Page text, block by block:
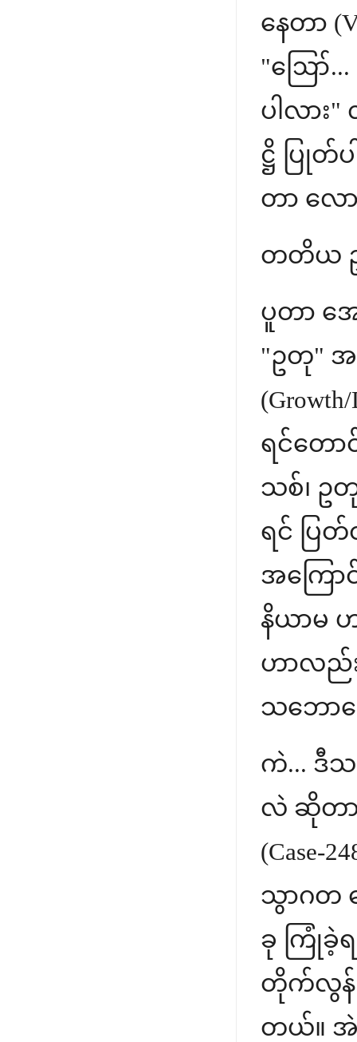
နေတာ
"ဪ... ရ
ပါလာ
ဋ္ဌိ ပြုတ်
တာ လေ
တတိယ ဥစ္
ပူတာ အ
"ဥတု" အ
ရင်တော
သစ်၊ ဥ
ရင် ပြ
အကြော
နိယာမ
ဟာလည်း
သဘောပ
ကဲ... ဒီ
လဲ ဆိုတာ
(Case-
သွာဂတ
ခု ကြုံခဲ့
တိုက်လွန်း
တယ်။ အဲ